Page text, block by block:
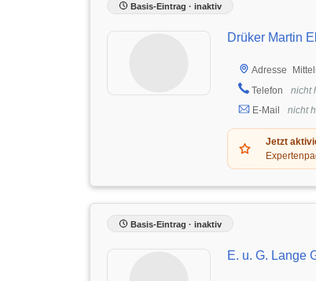
Basis-Eintrag · inaktiv
Drüker Martin
Adresse
Telefon
nicht
E-Mail
nicht
Jetzt
Basis-Eintrag · inaktiv
E. u. G. Lange